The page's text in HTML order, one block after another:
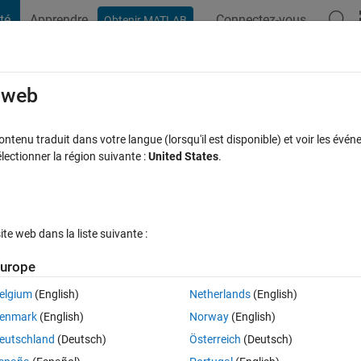
Apprendre Obtenir MATLAB Connectez-vous
on Matlab?
Afficher commentaires
and define what is x(t) before computing it:
traduit dans votre langue (lorsqu'il est disponible) et voir les
la région suivante :United States.
web dans la liste suivante :
(English)
(English)
(Deutsch)
Netherlands(English)
Norway(English)
Österreich (Deutsch)